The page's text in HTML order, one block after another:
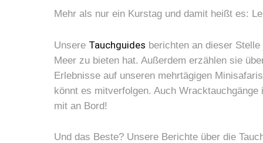
Mehr als nur ein Kurstag und damit heißt es:
Unsere Tauchguides berichten an dieser
Meer zu bieten hat. Außerdem erzählen sie
Erlebnisse auf unseren mehrtägigen
könnt es mitverfolgen. Auch
mit an Bord!
Und das Beste? Unsere Berichte über die